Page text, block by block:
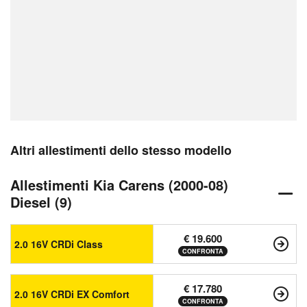
Altri allestimenti dello stesso modello
Allestimenti Kia Carens (2000-08)
Diesel (9)
2.0 16V CRDi Class € 19.600
CONFRONTA
2.0 16V CRDi EX Comfort € 17.780
CONFRONTA